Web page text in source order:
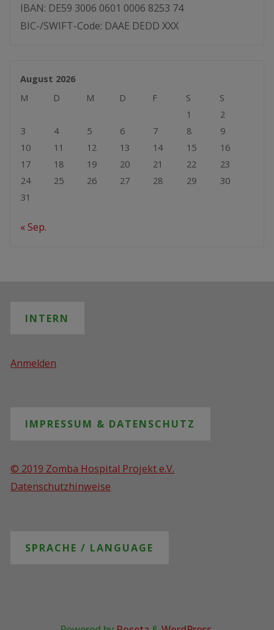
IBAN: DE59 3006 0601 0006 8253 74
BIC-/SWIFT-Code: DAAE DEDD XXX
August 2026
M
D M D F S
S
1
2
3
4 5 6 7 8
9
10
11 12 13 14 15
16
17
18 19 20 21 22
23
24
25 26 27 28 29
30
31
« Sep.
INTERN
Anmelden
IMPRESSUM & DATENSCHUTZ
© 2019 Zomba Hospital Projekt e.V.
Datenschutzhinweise
SPRACHE / LANGUAGE